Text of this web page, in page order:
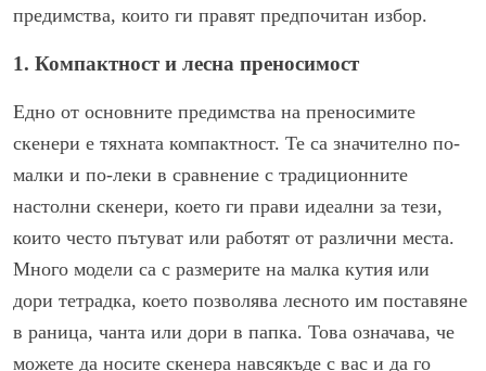
предимства, които ги правят предпочитан избор.
1. Компактност и лесна преносимост
Едно от основните предимства на преносимите
скенери е тяхната компактност. Те са значително по-
малки и по-леки в сравнение с традиционните
настолни скенери, което ги прави идеални за тези,
които често пътуват или работят от различни места.
Много модели са с размерите на малка кутия или
дори тетрадка, което позволява лесното им поставяне
в раница, чанта или дори в папка. Това означава, че
можете да носите скенера навсякъде с вас и да го